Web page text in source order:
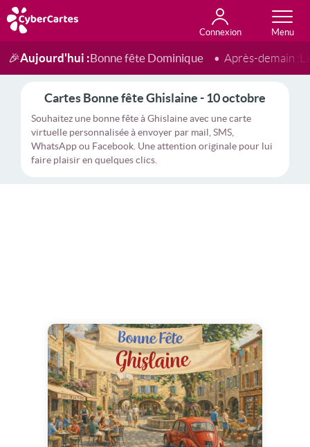
Connexion
Anniversaire
Fête du jour
Amour
Amitié
Merci
Toutes les cartes
🎉Aujourd'hui :Bonne fête Dominique Après-demain :
Cartes Bonne fête Ghislaine - 10 octobre
Souhaitez une bonne fête à Ghislaine avec une carte
virtuelle personnalisée à envoyer par mail, SMS,
WhatsApp ou Facebook. Une attention originale pour lui
faire plaisir en quelques clics.